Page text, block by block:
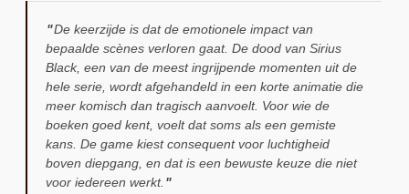
De keerzijde is dat de emotionele impact van
bepaalde scènes verloren gaat. De dood van Sirius
Black, een van de meest ingrijpende momenten uit de
hele serie, wordt afgehandeld in een korte animatie die
meer komisch dan tragisch aanvoelt. Voor wie de
boeken goed kent, voelt dat soms als een gemiste
kans. De game kiest consequent voor luchtigheid
boven diepgang, en dat is een bewuste keuze die niet
voor iedereen werkt.